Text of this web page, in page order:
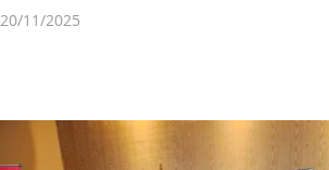
20/11/2025